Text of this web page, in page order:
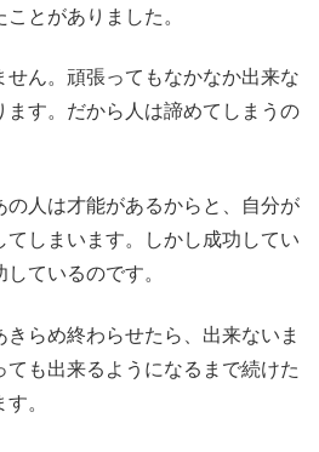
とがありました。
ん。頑張ってもなかなか出来な
ます。だから人は諦めてしまうの
の人は才能があるからと、自分が
てしまいます。しかし成功してい
ているのです。
らめ終わらせたら、出来ないま
ても出来るようになるまで続けた
。